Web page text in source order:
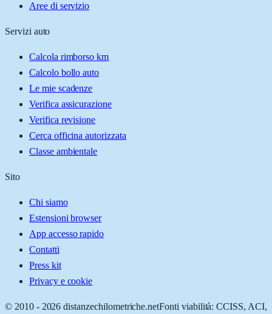
Aree di servizio
Servizi auto
Calcola rimborso km
Calcolo bollo auto
Le mie scadenze
Verifica assicurazione
Verifica revisione
Cerca officina autorizzata
Classe ambientale
Sito
Chi siamo
Estensioni browser
App accesso rapido
Contatti
Press kit
Privacy e cookie
© 2010 - 2026 distanzechilometriche.netFonti viabilità: CCISS, ACI,